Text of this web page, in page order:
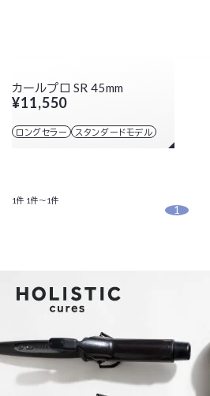
カールプロ SR 45mm
¥11,550
ロングセラー スタンダードモデル
1件 1件～1件
1